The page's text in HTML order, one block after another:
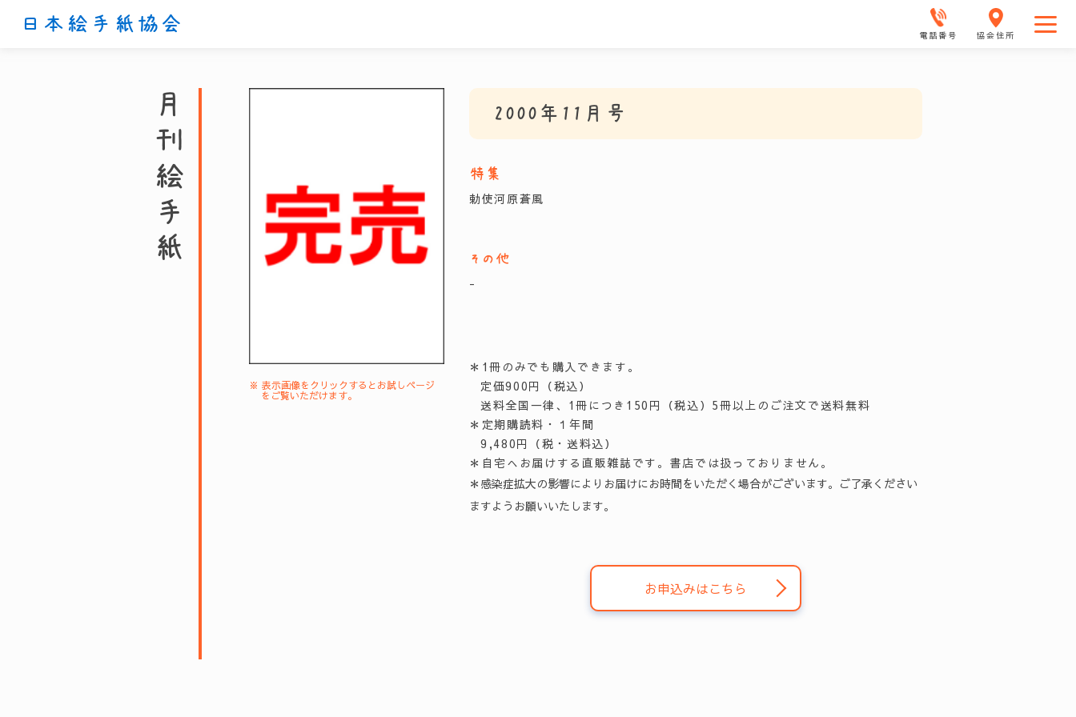
日本絵手紙協会 電話番号 協会住所
月刊絵手紙
※ 表示画像をクリックするとお試しページ
をご覧いただけます。
2000年11月号
特集
勅使河原蒼風
その他
-
＊1冊のみでも購入できます。
定価900円（税込）
送料全国一律、1冊につき150円（税込）5冊以上のご注文で送料無料
＊定期購読料・１年間
9,480円（税・送料込）
＊自宅へお届けする直販雑誌です。書店では扱っておりません。
＊感染症拡大の影響によりお届けにお時間をいただく場合がございます。ご了承ください
ますようお願いいたします。
お申込みはこちら